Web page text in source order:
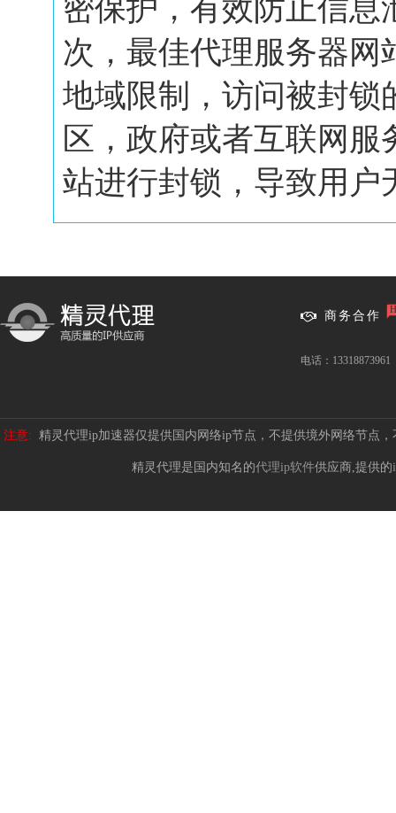
密保护，有效防止信
次，最佳代理服务器
地域限制，访问被封锁
区，政府或者互联网
站进行封锁，导致用户
商务合作
电话：13318873961
注意: 精灵代理ip加速器仅提供国内网络ip节点，不提供境外网络节点
精灵代理是国内知名的代理ip软件供应商,提供的